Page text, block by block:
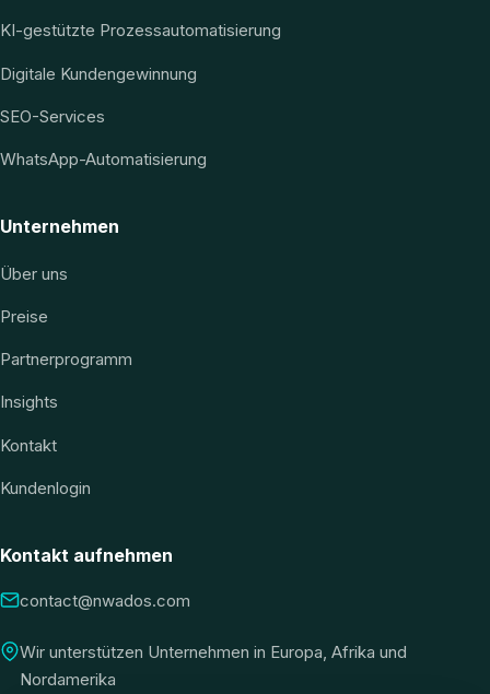
KI-gestützte Prozessautomatisierung
Digitale Kundengewinnung
SEO-Services
WhatsApp-Automatisierung
Unternehmen
Über uns
Preise
Partnerprogramm
Insights
Kontakt
Kundenlogin
Kontakt aufnehmen
contact@nwados.com
Wir unterstützen Unternehmen in Europa, Afrika und
Nordamerika